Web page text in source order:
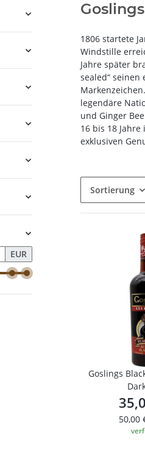
1806 startete
Windstille
Jahre später
sealed“ seinen
legendäre
und Ginger
16 bis 18
exklusiven
Sortierung
Goslings
50,00
EUR